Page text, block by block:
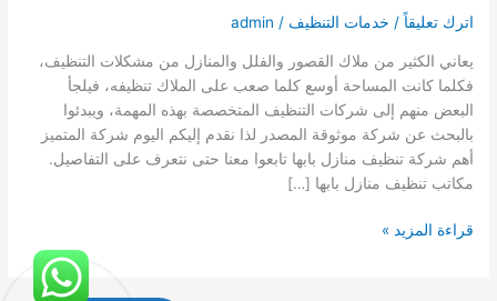
اترك تعليقاً / خدمات التنظيف /
admin
يعاني الكثير من ملاك القصور والفلل والمنازل من مشكلات التنظيف،
فكلما كانت المساحة أوسع كلما صعب على الملاك تنظيفه، فيلجأ
البعض منهم إلى شركات التنظيف المتخصصة بهذه المهمة، ويبدئوا
بالبحث عن شركة موثوقة المصدر لذا نقدم إليكم اليوم شركة المتميز
أهم شركة تنظيف منازل بابها تابعوا معنا حتى نتعرف على التفاصيل.
مكاتب تنظيف منازل بابها […]
شركة
قراءة المزيد »